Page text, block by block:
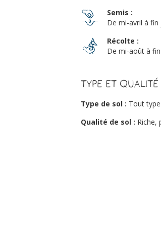
Semis :
De mi-avril à fin
Récolte :
De mi-août à
Type et qualité
Type de sol : Tout
Qualité de sol : Riche,